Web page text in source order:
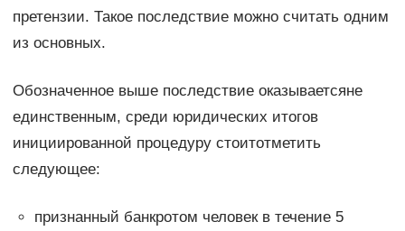
претензии. Такое последствие можно считать одним
из основных.
Обозначенное выше последствие оказываетсяне
единственным, среди юридических итогов
инициированной процедуру стоитотметить
следующее:
признанный банкротом человек в течение 5